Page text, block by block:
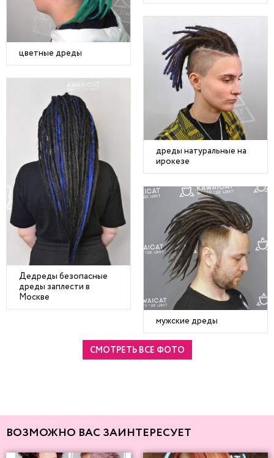
цветные дреды
дреды натуральные на
ирокезе
Дедреды безопасные
дреды заплести в
Москве
мужские дреды
СМОТРЕТЬ ВСЕ ФОТО
ВОЗМОЖНО ВАС ЗАИНТЕРЕСУЕТ